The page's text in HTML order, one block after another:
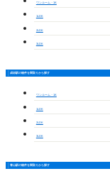
ワンルーム・1K
1LDK
2LDK
3LDK
成岩駅の物件を間取りから探す
ワンルーム・1K
1LDK
2LDK
3LDK
青山駅の物件を間取りから探す